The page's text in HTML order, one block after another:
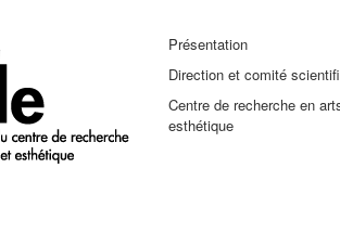
Présentation
Direction et comité
Centre de recherche en
esthétique